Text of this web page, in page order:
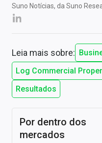
Suno Notícias, da Suno
Leia mais sobre:
Log Commercial
Resultados
Por dentro dos
mercados